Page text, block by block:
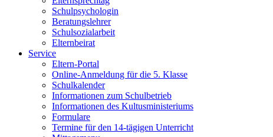
Schulpsychologin
Beratungslehrer
Schulsozialarbeit
Elternbeirat
Service
Eltern-Portal
Online-Anmeldung für die 5. Klasse
Schulkalender
Informationen zum Schulbetrieb
Informationen des Kultusministeriums
Formulare
Termine für den 14-tägigen Unterricht